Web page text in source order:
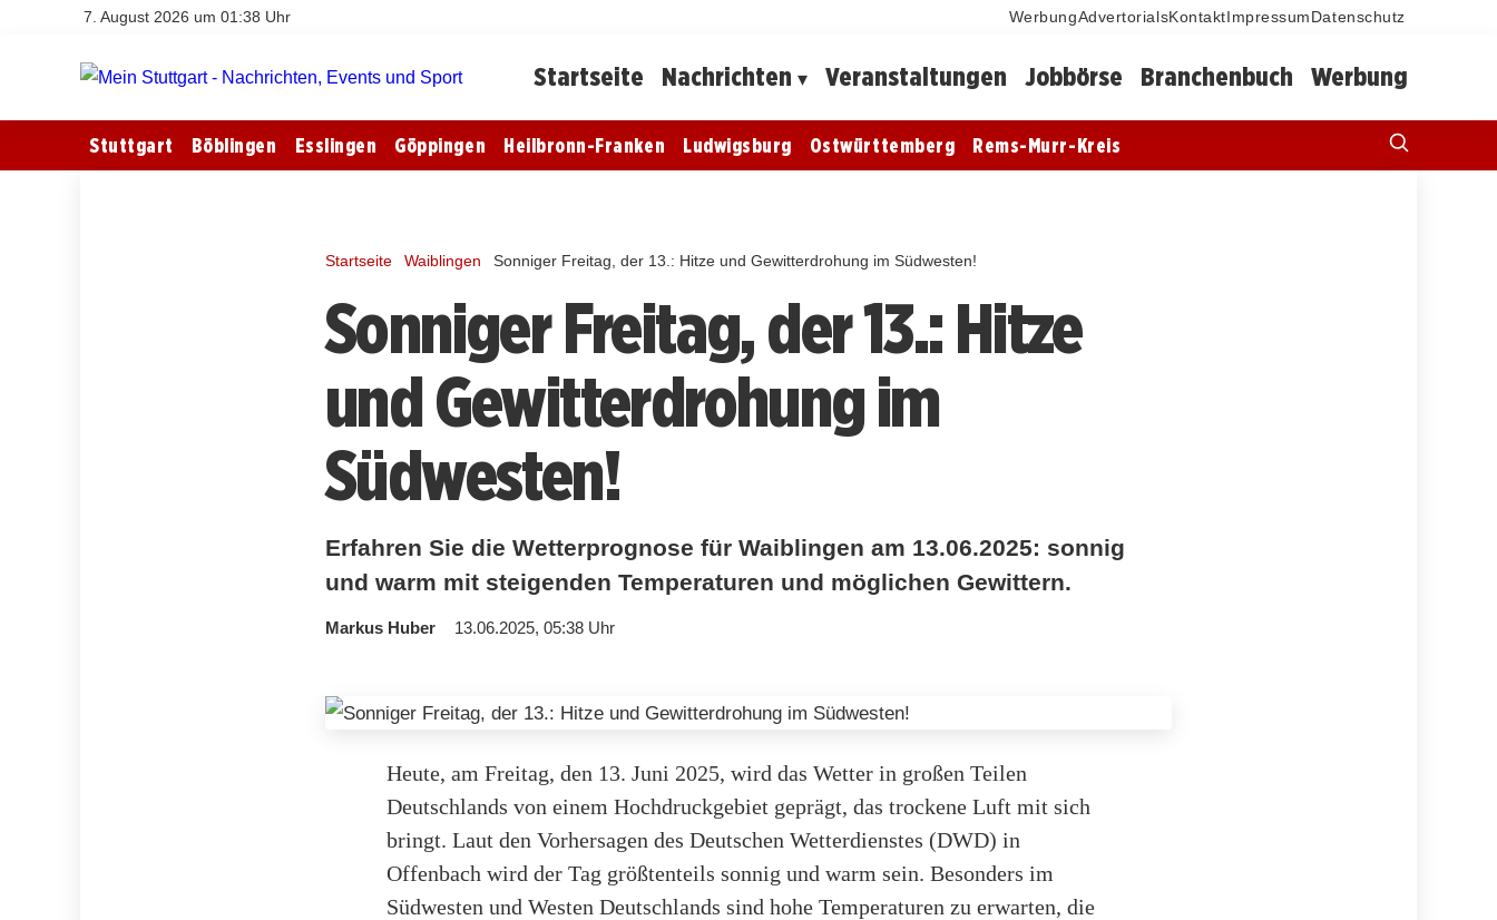
7. August 2026 um 01:38 Uhr WerbungAdvertorialsKontakt Impressum Datenschutz
Startseite Nachrichten Veranstaltungen Jobbörse Branchenbuch Werbung
Stuttgart Böblingen Esslingen Göppingen Heilbronn-Franken Ludwigsburg Ostwürttemberg Rems-Murr-Kreis
Startseite Waiblingen Sonniger Freitag, der 13.: Hitze und Gewitterdrohung im Südwesten!
Sonniger Freitag, der 13.: Hitze
und Gewitterdrohung im
Südwesten!
Erfahren Sie die Wetterprognose für Waiblingen am 13.06.2025: sonnig
und warm mit steigenden Temperaturen und möglichen Gewittern.
Markus Huber 13.06.2025, 05:38 Uhr
Heute, am Freitag, den 13. Juni 2025, wird das Wetter in großen Teilen
Deutschlands von einem Hochdruckgebiet geprägt, das trockene Luft mit sich
bringt. Laut den Vorhersagen des Deutschen Wetterdienstes (DWD) in
Offenbach wird der Tag größtenteils sonnig und warm sein. Besonders im
Südwesten und Westen Deutschlands sind hohe Temperaturen zu erwarten, die